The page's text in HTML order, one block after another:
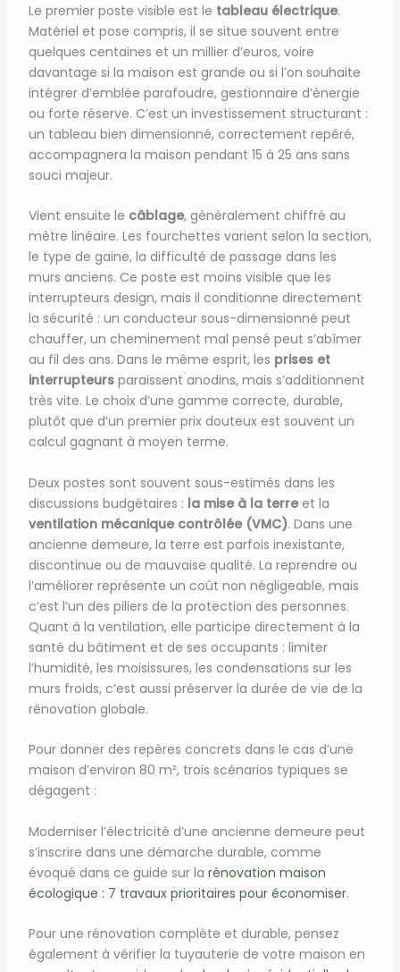
Le premier poste visible est le tableau électrique.
Matériel et pose compris, il se situe souvent entre
quelques centaines et un millier d’euros, voire
davantage si la maison est grande ou si l’on souhaite
intégrer d’emblée parafoudre, gestionnaire d’énergie
ou forte réserve. C’est un investissement structurant :
un tableau bien dimensionné, correctement repéré,
accompagnera la maison pendant 15 à 25 ans sans
souci majeur.
Vient ensuite le câblage, généralement chiffré au
mètre linéaire. Les fourchettes varient selon la section,
le type de gaine, la difficulté de passage dans les
murs anciens. Ce poste est moins visible que les
interrupteurs design, mais il conditionne directement
la sécurité : un conducteur sous-dimensionné peut
chauffer, un cheminement mal pensé peut s’abîmer
au fil des ans. Dans le même esprit, les prises et
interrupteursparaissent anodins, mais s’additionnent
très vite. Le choix d’une gamme correcte, durable,
plutôt que d’un premier prix douteux est souvent un
calcul gagnant à moyen terme.
Deux postes sont souvent sous-estimés dans les
discussions budgétaires : la mise à la terreet la
ventilation mécanique contrôlée (VMC). Dans une
ancienne demeure, la terre est parfois inexistante,
discontinue ou de mauvaise qualité. La reprendre ou
l’améliorer représente un coût non négligeable, mais
c’est l’un des piliers de la protection des personnes.
Quant à la ventilation, elle participe directement à la
santé du bâtiment et de ses occupants : limiter
l’humidité, les moisissures, les condensations sur les
murs froids, c’est aussi préserver la durée de vie de la
rénovation globale.
Pour donner des repères concrets dans le cas d’une
maison d’environ 80 m², trois scénarios typiques se
dégagent :
Moderniser l’électricité d’une ancienne demeure peut
s’inscrire dans une démarche durable, comme
évoqué dans ce guide sur la rénovation maison
écologique : 7 travaux prioritaires pour économiser.
Pour une rénovation complète et durable, pensez
également à vérifier la tuyauterie de votre maison en